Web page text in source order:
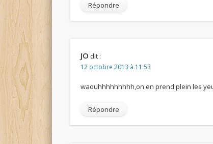
Répondre
JO dit :
12 octobre 2013 à 11:53
waouhhhhhhhhh,on en prend plein les
Répondre